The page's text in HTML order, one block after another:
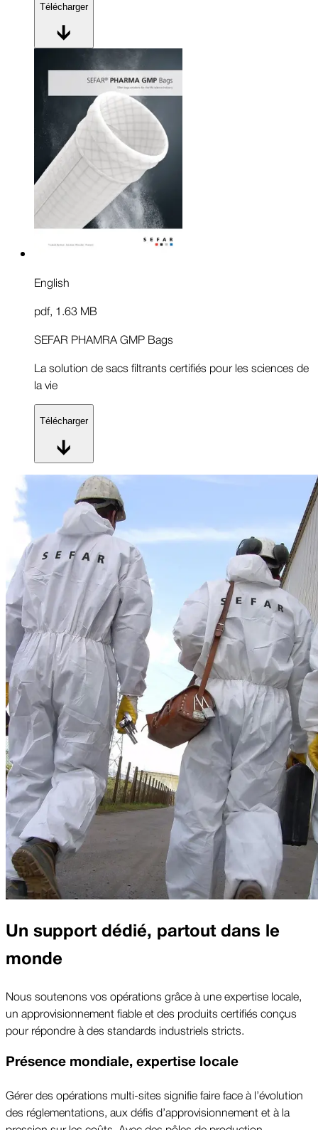
Télécharger
English
pdf, 1.63 MB
SEFAR PHAMRA GMP Bags
La solution de sacs filtrants certifiés pour les sciences de
la vie
Télécharger
Un support dédié, partout dans le
monde
Nous soutenons vos opérations grâce à une expertise locale,
un approvisionnement fiable et des produits certifiés conçus
pour répondre à des standards industriels stricts.
Présence mondiale, expertise locale
Gérer des opérations multi-sites signifie faire face à l’évolution
des réglementations, aux défis d’approvisionnement et à la